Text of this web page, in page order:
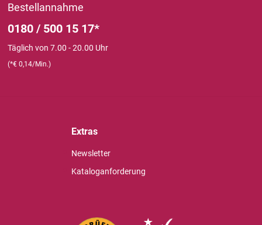
Bestellannahme
0180 / 500 15 17*
Täglich von 7.00 - 20.00 Uhr
(*€ 0,14/Min.)
Extras
Newsletter
Kataloganforderung